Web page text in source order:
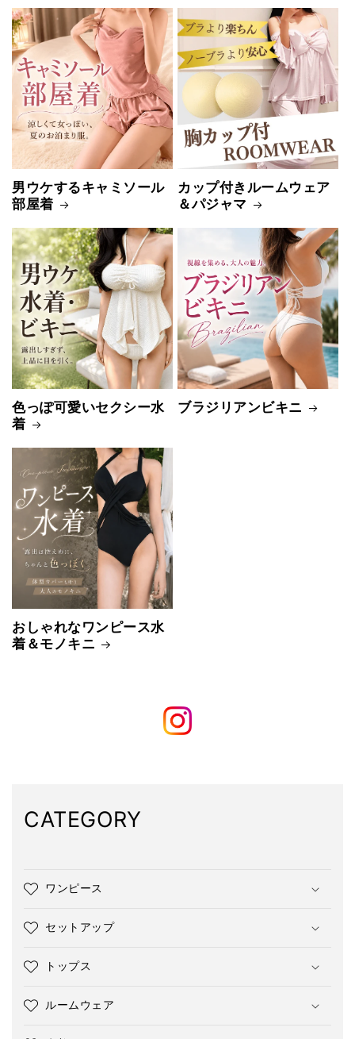
男ウケするキャミソール
部屋着
カップ付きルームウェア
＆パジャマ
色っぽ可愛いセクシー水
着
ブラジリアンビキニ
おしゃれなワンピース水
着＆モノキニ
CATEGORY
ワンピース
セットアップ
トップス
ルームウェア